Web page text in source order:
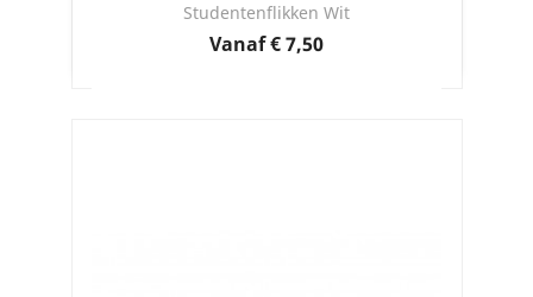
Studentenflikken Wit
VanafPrijs
€ 7,50